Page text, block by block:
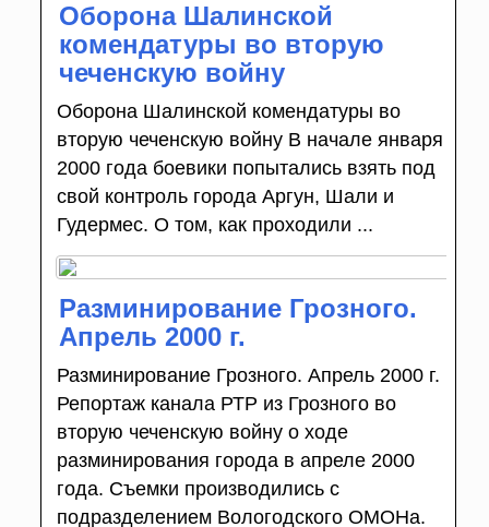
Оборона Шалинской
комендатуры во вторую
чеченскую войну
Оборона Шалинской комендатуры во
вторую чеченскую войну В начале января
2000 года боевики попытались взять под
свой контроль города Аргун, Шали и
Гудермес. О том, как проходили ...
Разминирование Грозного.
Апрель 2000 г.
Разминирование Грозного. Апрель 2000 г.
Репортаж канала РТР из Грозного во
вторую чеченскую войну о ходе
разминирования города в апреле 2000
года. Съемки производились с
подразделением Вологодского ОМОНа.